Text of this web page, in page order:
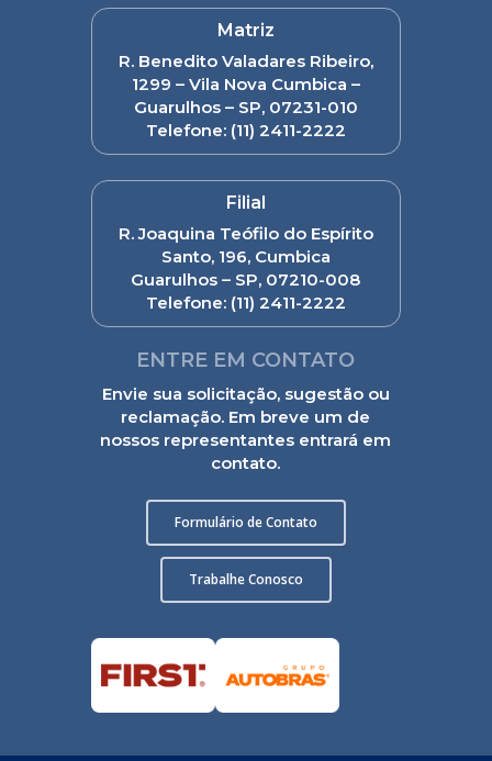
Matriz
R. Benedito Valadares Ribeiro,
1299 – Vila Nova Cumbica –
Guarulhos – SP, 07231-010
Telefone: (11) 2411-2222
Filial
R. Joaquina Teófilo do Espírito
Santo, 196, Cumbica
Guarulhos – SP, 07210-008
Telefone:(11) 2411-2222
ENTRE EM CONTATO
Envie sua solicitação, sugestão ou
reclamação. Em breve um de
nossos representantes entrará em
contato.
Formulário de Contato
Trabalhe Conosco